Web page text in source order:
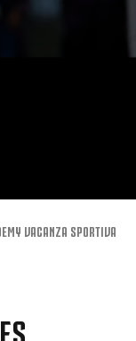
VACANZA SPORTIVA